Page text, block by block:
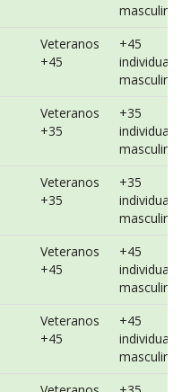
masculino
Veteranos
+45
+45
individual
masculino
Veteranos
+35
+35
individual
masculino
Veteranos
+35
+35
individual
masculino
Veteranos
+45
+45
individual
masculino
Veteranos
+45
+45
individual
masculino